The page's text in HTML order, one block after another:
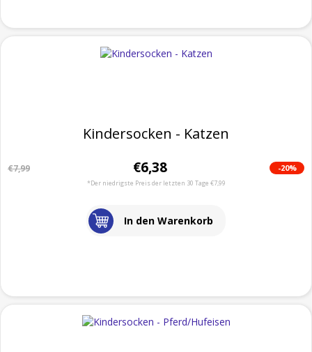
Kindersocken - Katzen
€7,99 €6,38 -20%
*Der niedrigste Preis der letzten 30 Tage €7,99
In den Warenkorb